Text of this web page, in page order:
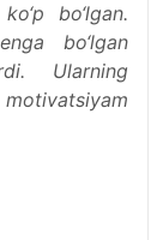
bo‘lgan.
bo‘lgan
Ularning